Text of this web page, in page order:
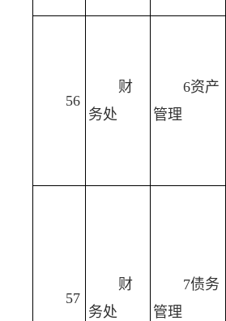
56
财
务处
6资产
管理
57
财
务处
7债务
管理